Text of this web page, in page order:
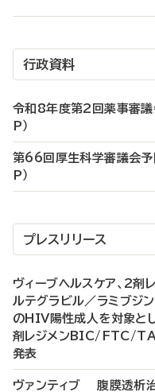
行政資料
令和8年度第2回薬事審議
P）
第66回厚生科学審議会予
P）
プレスリリース
ヴィーブヘルスケア、2剤
ルテグラビル／ラミブジ
のHIV陽性成人を対象と
剤レジメンBIC/FTC/
発表
ヴァンティブ 腹膜透析